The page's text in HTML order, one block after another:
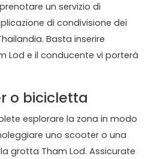
un servizio di
di condivisione dei
Basta inserire
Lod e il conducente vi porterà
o bicicletta
esplorare la zona in modo
uno scooter o una
grotta Tham Lod. Assicurate